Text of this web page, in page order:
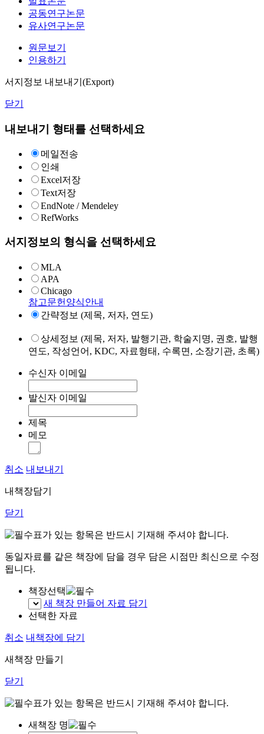
공동연구논문
유사연구논문
원문보기
인용하기
서지정보 내보내기(Export)
닫기
내보내기 형태를 선택하세요
메일전송
인쇄
Excel저장
Text저장
EndNote / Mendeley
RefWorks
서지정보의 형식을 선택하세요
MLA
APA
Chicago
참고문헌양식안내
간략정보 (제목, 저자, 연도)
상세정보 (제목, 저자, 발행기관, 학술지명, 권호, 발행
연도, 작성언어, KDC, 자료형태, 수록면, 소장기관, 초록)
수신자 이메일
발신자 이메일
제목
메모
취소 내보내기
내책장담기
닫기
표가 있는 항목은 반드시 기재해 주셔야 합니다.
동일자료를 같은 책장에 담을 경우 담은 시점만 최신으로 수정
됩니다.
책장선택
새 책장 만들어 자료 담기
선택한 자료
취소 내책장에 담기
새책장 만들기
닫기
표가 있는 항목은 반드시 기재해 주셔야 합니다.
새책장 명